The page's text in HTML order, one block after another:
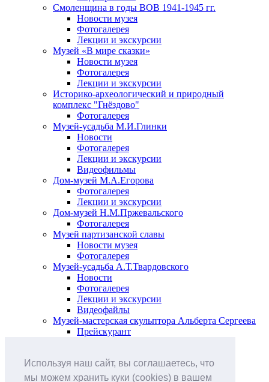
Используя наш сайт, вы соглашаетесь, что
мы можем хранить куки (cookies) в вашем
Смоленщина в годы ВОВ 1941-1945 гг.
Новости музея
Фотогалерея
Лекции и экскурсии
Музей «В мире сказки»
Новости музея
Фотогалерея
Лекции и экскурсии
Историко-археологический и природный
комплекс "Гнёздово"
Фотогалерея
Музей-усадьба М.И.Глинки
Новости
Фотогалерея
Лекции и экскурсии
Видеофильмы
Дом-музей М.А.Егорова
Фотогалерея
Лекции и экскурсии
Дом-музей Н.М.Пржевальского
Фотогалерея
Музей партизанской славы
Новости музея
Фотогалерея
Музей-усадьба А.Т.Твардовского
Новости
Фотогалерея
Лекции и экскурсии
Видеофайлы
Музей-мастерская скульптора Альберта Сергеева
Прейскурант
Анонс мероприятий
Виртуальные выставки